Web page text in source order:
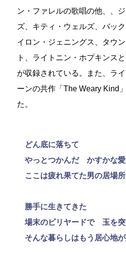
ン・ファレルの歌唱の他、、
ズ、キティ・ウェルズ、バッ
イロン・ジェニングス、タウ
ト、ライトニン・ホプキンス
が収録されている。また、ラ
ーンの共作「The Weary Kind
た。
どん底に落ちて
やっとつかんだ かすかな愛
ここは疲れ果てた男の居場
勝手に生きてきた
場末のビリヤードで 玉を突
そんな暮らしはもう居心地